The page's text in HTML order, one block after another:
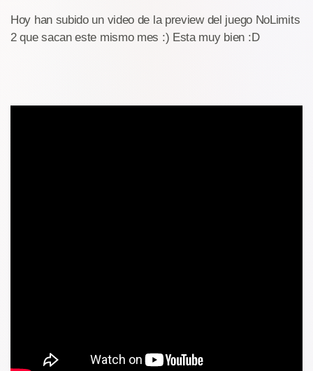
Hoy han subido un video de la preview del juego NoLimits
2 que sacan este mismo mes :) Esta muy bien :D